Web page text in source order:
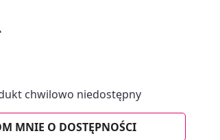
chwilowo niedostępny
MNIE O DOSTĘPNOŚCI